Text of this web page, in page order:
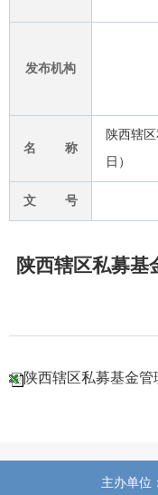
发布机构
名 称
陕西辖
日）
文 号
陕西辖区私募基
陕西辖区私募基金管
主办单位